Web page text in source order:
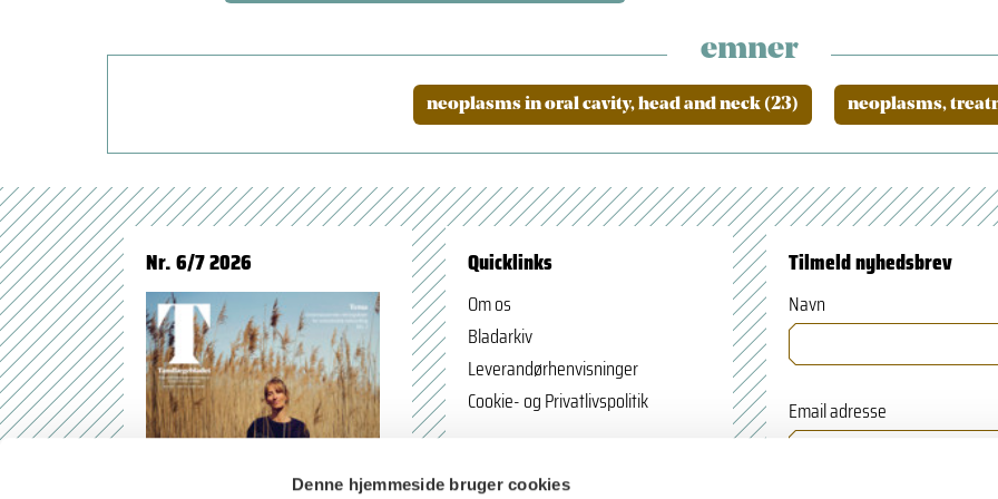
Denne hjemmeside bruger cookies
emner
neoplasms in oral cavity, head and neck (23) neoplasms,
Nr. 6/7 2026 Quicklinks
Om os
Bladarkiv
Leverandørhenvisninger
Cookie- og Privatlivspolitik
Tilmeld nyhedsbrev
Navn
Email adresse